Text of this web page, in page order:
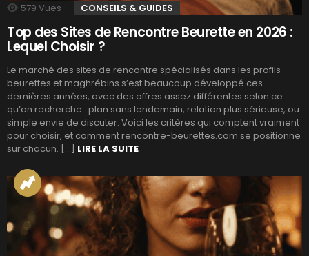
579 Vues CONSEILS & GUIDES
Top des Sites de Rencontre Beurette en 2026 :
Lequel Choisir ?
Le marché des sites de rencontre spécialisés dans les profils
beurettes et maghrébins s’est beaucoup développé ces
dernières années, avec des offres assez différentes selon ce
qu’on recherche : plan sans lendemain, relation plus sérieuse, ou
simple envie de discuter. Voici les critères qui comptent vraiment
pour choisir, et comment rencontre-beurettes.com se positionne
sur chacun. […] LIRE LA SUITE